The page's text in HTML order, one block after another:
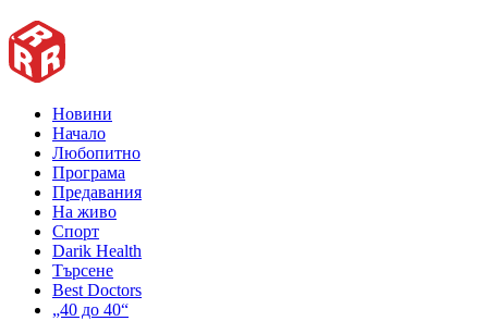
Новини
Начало
Любопитно
Програма
Предавания
На живо
Спорт
Darik Health
Търсене
Best Doctors
„40 до 40“